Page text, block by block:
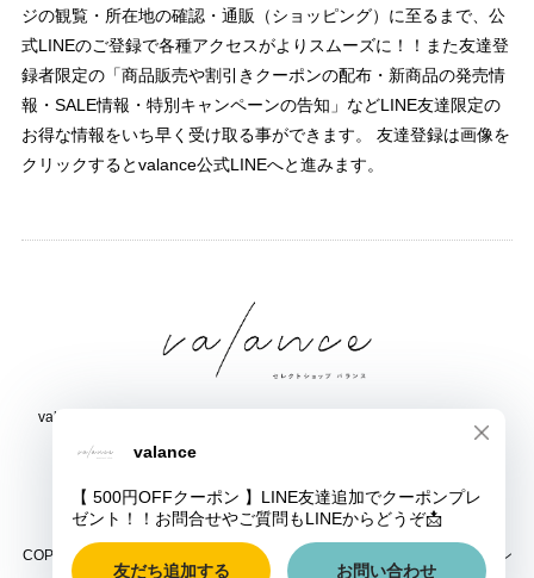
ジの観覧・所在地の確認・通販（ショッピング）に至るまで、公
式LINEのご登録で各種アクセスがよりスムーズに！！また友達登
録者限定の「商品販売や割引きクーポンの配布・新商品の発売情
報・SALE情報・特別キャンペーンの告知」などLINE友達限定の
お得な情報をいち早く受け取る事ができます。 友達登録は画像を
クリックするとvalance公式LINEへと進みます。
valance 福井｜レディース セレクトショップ｜ファッション通販サイト
福井県鯖江市三六町1丁目1507
COPYRIGHT © valance 福井｜レディース セレクトショップ｜ファッション